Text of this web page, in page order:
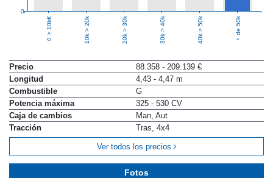
0
0 > 10k€ 10k > 20k 20k > 30k 30k > 40k 40k > 50k + de 50k
Precio
88.358 - 209.139 €
Longitud
4,43 - 4,47 m
Combustible
G
Potencia máxima
325 - 530 CV
Caja de cambios
Man, Aut
Tracción
Tras, 4x4
Ver todos los precios
Fotos